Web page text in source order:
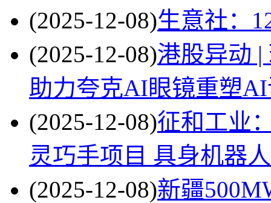
(2025-12-08)生意社：
(2025-12-08)港股异动 |
助力夸克AI眼镜重塑
(2025-12-08)征和工业
灵巧手项目 具身机器
(2025-12-08)新疆